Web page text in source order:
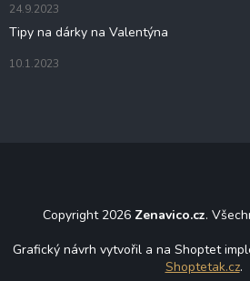
24.9.2023
Tipy na dárky na Valentýna
10.1.2023
Copyright 2026 Zenavico.cz.
Grafický návrh vytvořil a na Shoptet
Shoptetak.cz.